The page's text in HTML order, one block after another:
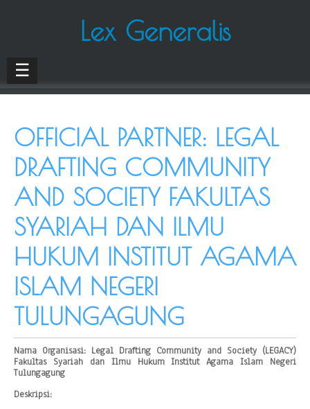
Lex Generalis
☰
OFFICIAL PARTNER: LEGAL
DRAFTING COMMUNITY
AND SOCIETY FAKULTAS
SYARIAH DAN ILMU
HUKUM INSTITUT AGAMA
ISLAM NEGERI
TULUNGAGUNG
Nama Organisasi: Legal Drafting Community and Society (LEGACY)
Fakultas Syariah dan Ilmu Hukum Institut Agama Islam Negeri
Tulungagung
Deskripsi: